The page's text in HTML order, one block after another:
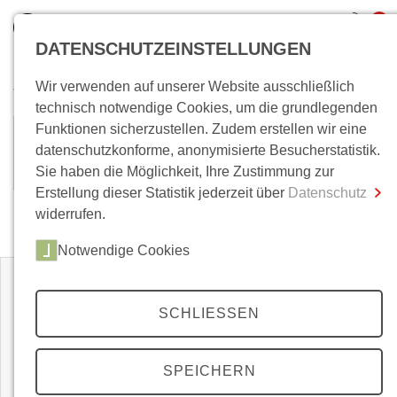
inkl. MwSt.
0,00 €
Zum Warenkorb Zur Kasse
Wo bin ich?
Fridrikh Firsov
Zeitschriften
DATENSCHUTZEINSTELLUNGEN
Wir verwenden auf unserer Website ausschließlich
technisch notwendige Cookies, um die grundlegenden
Funktionen sicherzustellen. Zudem erstellen wir eine
datenschutzkonforme, anonymisierte Besucherstatistik.
Sie haben die Möglichkeit, Ihre Zustimmung zur
Erstellung dieser Statistik jederzeit über Datenschutz
widerrufen.
Notwendige Cookies
SCHLIESSEN
SPEICHERN